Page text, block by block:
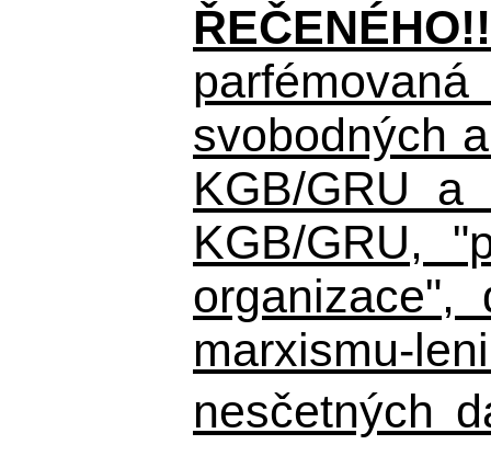
svobodných
KGB/GRU
KGB/GRU,
organizace",
marxismu-
nesčetných